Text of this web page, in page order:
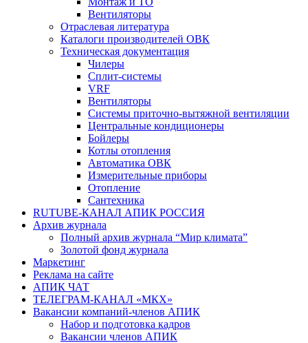
Вентиляторы
Отраслевая литература
Каталоги производителей ОВК
Техническая документация
Чилеры
Сплит-системы
VRF
Вентиляторы
Системы приточно-вытяжной вентиляции
Центральные кондиционеры
Бойлеры
Котлы отопления
Автоматика ОВК
Измерительные приборы
Отопление
Сантехника
RUTUBE-КАНАЛ АПИК РОССИЯ
Архив журнала
Полный архив журнала “Мир климата”
Золотой фонд журнала
Маркетинг
Реклама на сайте
АПИК ЧАТ
ТЕЛЕГРАМ-КАНАЛ «МКХ»
Вакансии компаний-членов АПИК
Набор и подготовка кадров
Вакансии членов АПИК